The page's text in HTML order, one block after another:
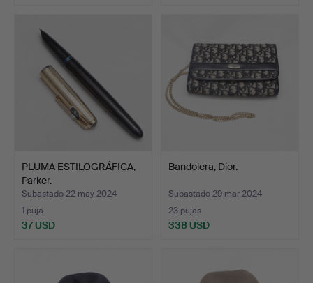
PLUMA ESTILOGRÁFICA,
Parker.
Subastado 22 may 2024
1 puja
37 USD
Bandolera, Dior.
Subastado 29 mar 2024
23 pujas
338 USD